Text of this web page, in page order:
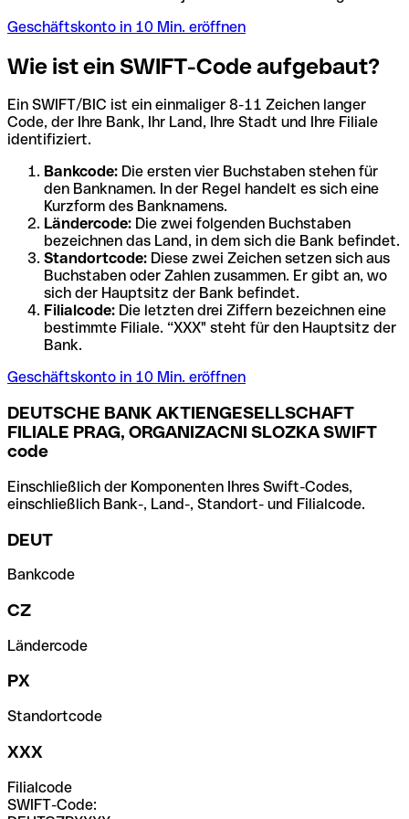
Geschäftskonto in 10 Min. eröffnen
Wie ist ein SWIFT-Code aufgebaut?
Ein SWIFT/BIC ist ein einmaliger 8-11 Zeichen langer
Code, der Ihre Bank, Ihr Land, Ihre Stadt und Ihre Filiale
identifiziert.
Bankcode: Die ersten vier Buchstaben stehen für
den Banknamen. In der Regel handelt es sich eine
Kurzform des Banknamens.
Ländercode: Die zwei folgenden Buchstaben
bezeichnen das Land, in dem sich die Bank befindet.
Standortcode: Diese zwei Zeichen setzen sich aus
Buchstaben oder Zahlen zusammen. Er gibt an, wo
sich der Hauptsitz der Bank befindet.
Filialcode: Die letzten drei Ziffern bezeichnen eine
bestimmte Filiale. “XXX" steht für den Hauptsitz der
Bank.
Geschäftskonto in 10 Min. eröffnen
DEUTSCHE BANK AKTIENGESELLSCHAFT
FILIALE PRAG, ORGANIZACNI SLOZKA SWIFT
code
Einschließlich der Komponenten Ihres Swift-Codes,
einschließlich Bank-, Land-, Standort- und Filialcode.
DEUT
Bankcode
CZ
Ländercode
PX
Standortcode
XXX
Filialcode
SWIFT-Code: